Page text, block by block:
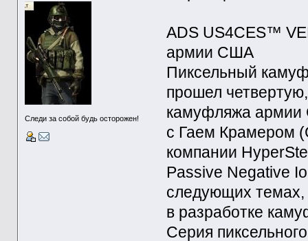
Следи за собой будь осторожен!
ADS US4CES™
армии США
Пиксельный
прошел
камуфляжа армии
с Гаем Крамером
компании
Passive Negative
следующих темах,
в разработке
Серия